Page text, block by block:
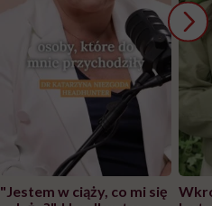
"Jestem w ciąży, co mi się